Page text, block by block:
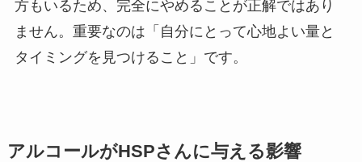
方もいるため、完全にやめることが正解ではあり
ません。重要なのは「自分にとって心地よい量と
タイミングを見つけること」です。
アルコールがHSPさんに与える影響